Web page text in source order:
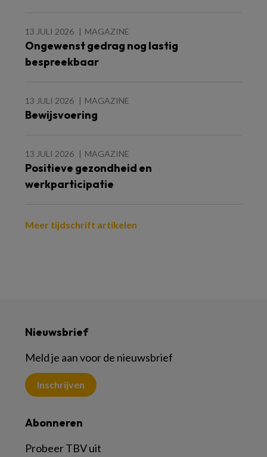
13 JULI 2026 MAGAZINE
Ongewenst gedrag nog lastig
bespreekbaar
13 JULI 2026 MAGAZINE
Bewijsvoering
13 JULI 2026 MAGAZINE
Positieve gezondheid en
werkparticipatie
Meer tijdschrift artikelen
Nieuwsbrief
Meld je aan voor de nieuwsbrief
Inschrijven
Abonneren
Probeer TBV uit